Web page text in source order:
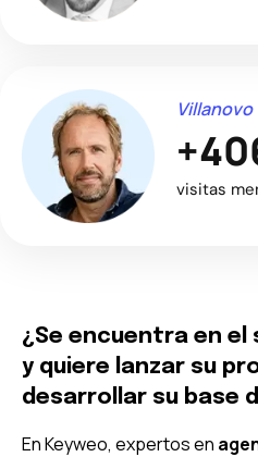
Villanovo
visitas
¿Se encuentra en
y quiere lanzar su
desarrollar su base
En Keyweo, expertos en